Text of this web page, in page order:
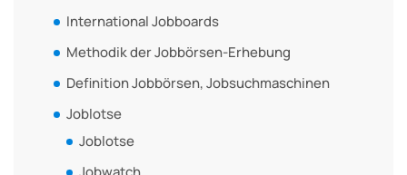
International Jobboards
Methodik der Jobbörsen-Erhebung
Definition Jobbörsen, Jobsuchmaschinen
Joblotse
Joblotse